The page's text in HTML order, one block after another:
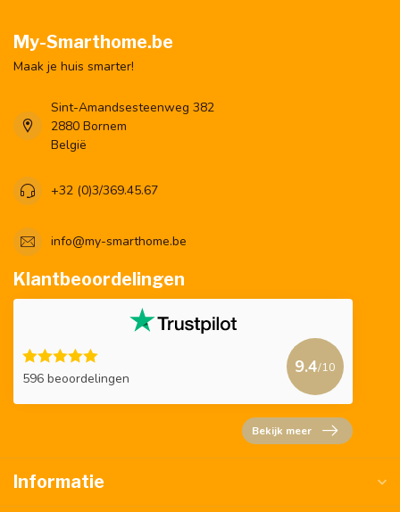
My-Smarthome.be
Maak je huis smarter!
Sint-Amandsesteenweg 382
2880 Bornem
België
+32 (0)3/369.45.67
info@my-smarthome.be
Klantbeoordelingen
596 beoordelingen
9.4/10
Bekijk meer
Informatie